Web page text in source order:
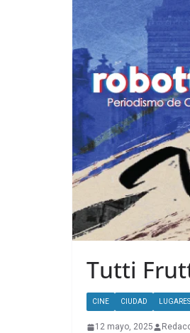
Tutti
CINE CIUDAD LUGARES
12 mayo, 2025